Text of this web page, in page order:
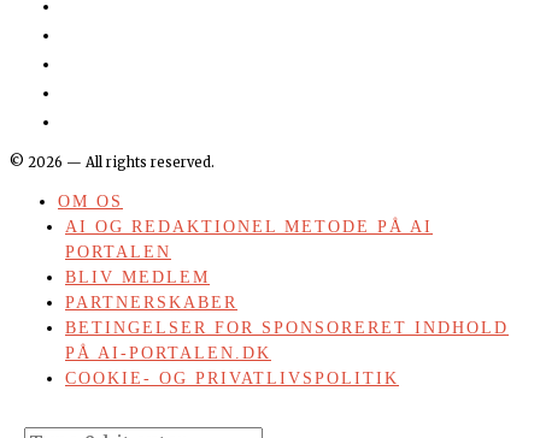
© 2026 — All rights reserved.
OM OS
AI OG REDAKTIONEL METODE PÅ AI
PORTALEN
BLIV MEDLEM
PARTNERSKABER
BETINGELSER FOR SPONSORERET INDHOLD
PÅ AI-PORTALEN.DK
COOKIE- OG PRIVATLIVSPOLITIK